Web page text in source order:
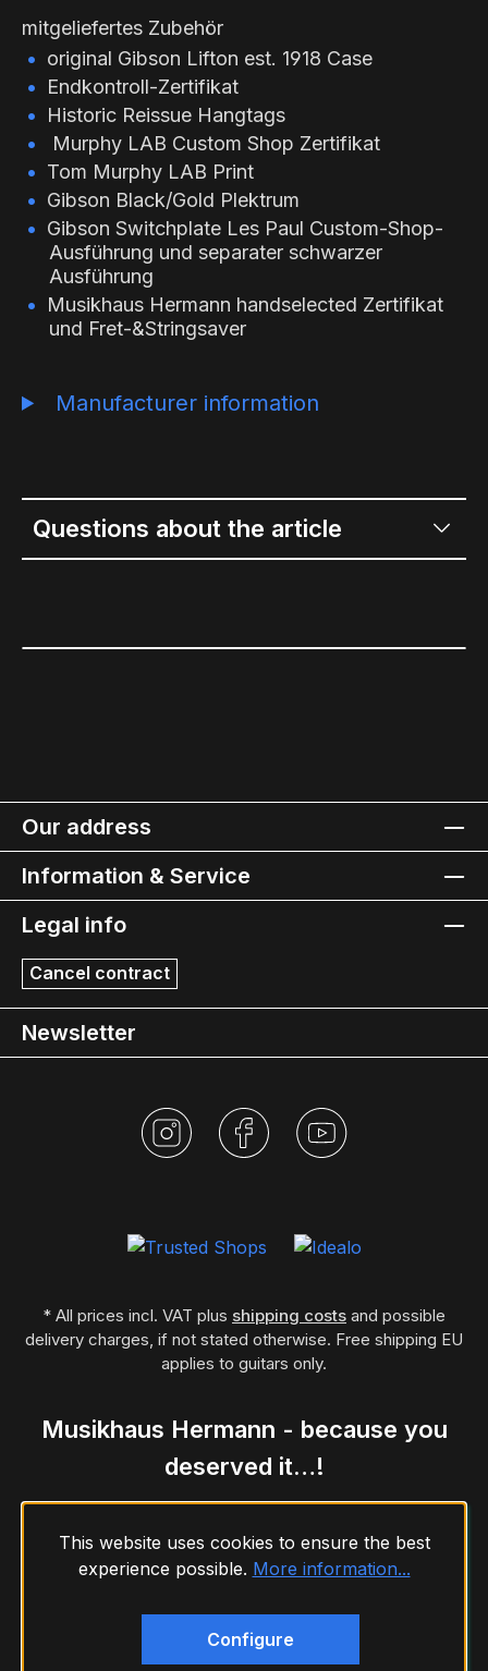
mitgeliefertes Zubehör
original Gibson Lifton est. 1918 Case
Endkontroll-Zertifikat
Historic Reissue Hangtags
Murphy LAB Custom Shop Zertifikat
Tom Murphy LAB Print
Gibson Black/Gold Plektrum
Gibson Switchplate Les Paul Custom-Shop-
Ausführung und separater schwarzer
Ausführung
Musikhaus Hermann handselected Zertifikat
und Fret-&Stringsaver
Manufacturer information
Questions about the article
Our address
Information & Service
Legal info
Cancel contract
Newsletter
* All prices incl. VAT plus shipping costs and possible
delivery charges, if not stated otherwise. Free shipping EU
applies to guitars only.
Musikhaus Hermann - because you
deserved it…!
This website uses cookies to ensure the best
experience possible. More information...
Configure